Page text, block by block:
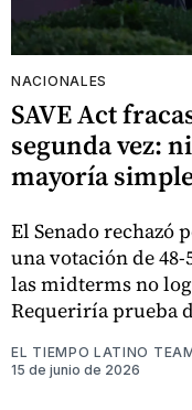
NACIONALES
SAVE Act
segunda vez:
mayoría
El Senado rechazó
una votación de
las midterms no
Requeriría prueba
EL TIEMPO LATINO
15 de junio de 2026